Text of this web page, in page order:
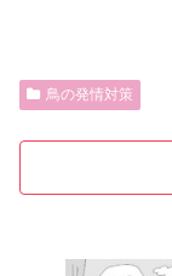
鳥の発情対策